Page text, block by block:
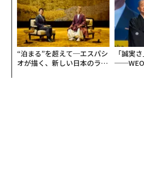
“泊まる”を超えて─エスパシ
オが描く、新しい日本のラグ
「誠実